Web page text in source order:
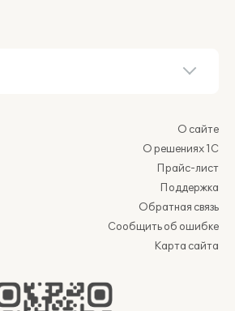
О сайте
О решениях 1С
Прайс-лист
Поддержка
Обратная связь
Сообщить об ошибке
Карта сайта